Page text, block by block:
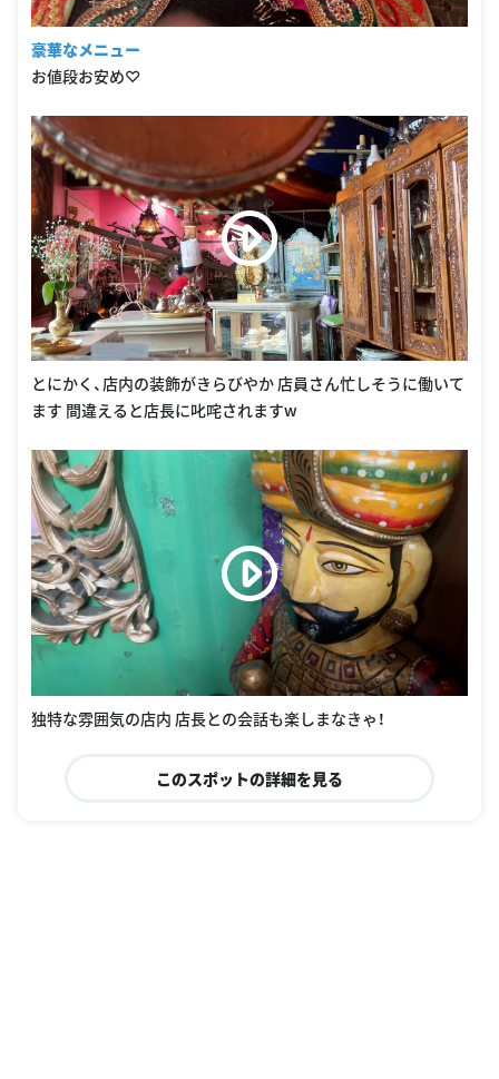
豪華なメニュー
お値段お安め♡
とにかく、店内の装飾がきらびやか 店員さん忙しそうに働いて
ます 間違えると店長に叱咤されますw
独特な雰囲気の店内 店長との会話も楽しまなきゃ！
このスポットの詳細を見る